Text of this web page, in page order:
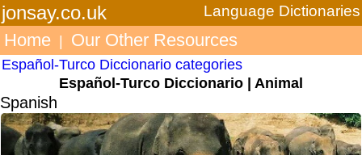
jonsay.co.uk Language Dictionaries
Home Our Other Resources
Español-Turco Diccionario categories
Español-Turco Diccionario | Animal
Spanish